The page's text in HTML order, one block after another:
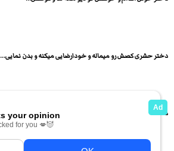
دختر حشری کصش رو میماله و خودارضایی میکنه و بدن نمایی...
دختره کف حمام داره با کسش ور میره خیلی حشریه تو...